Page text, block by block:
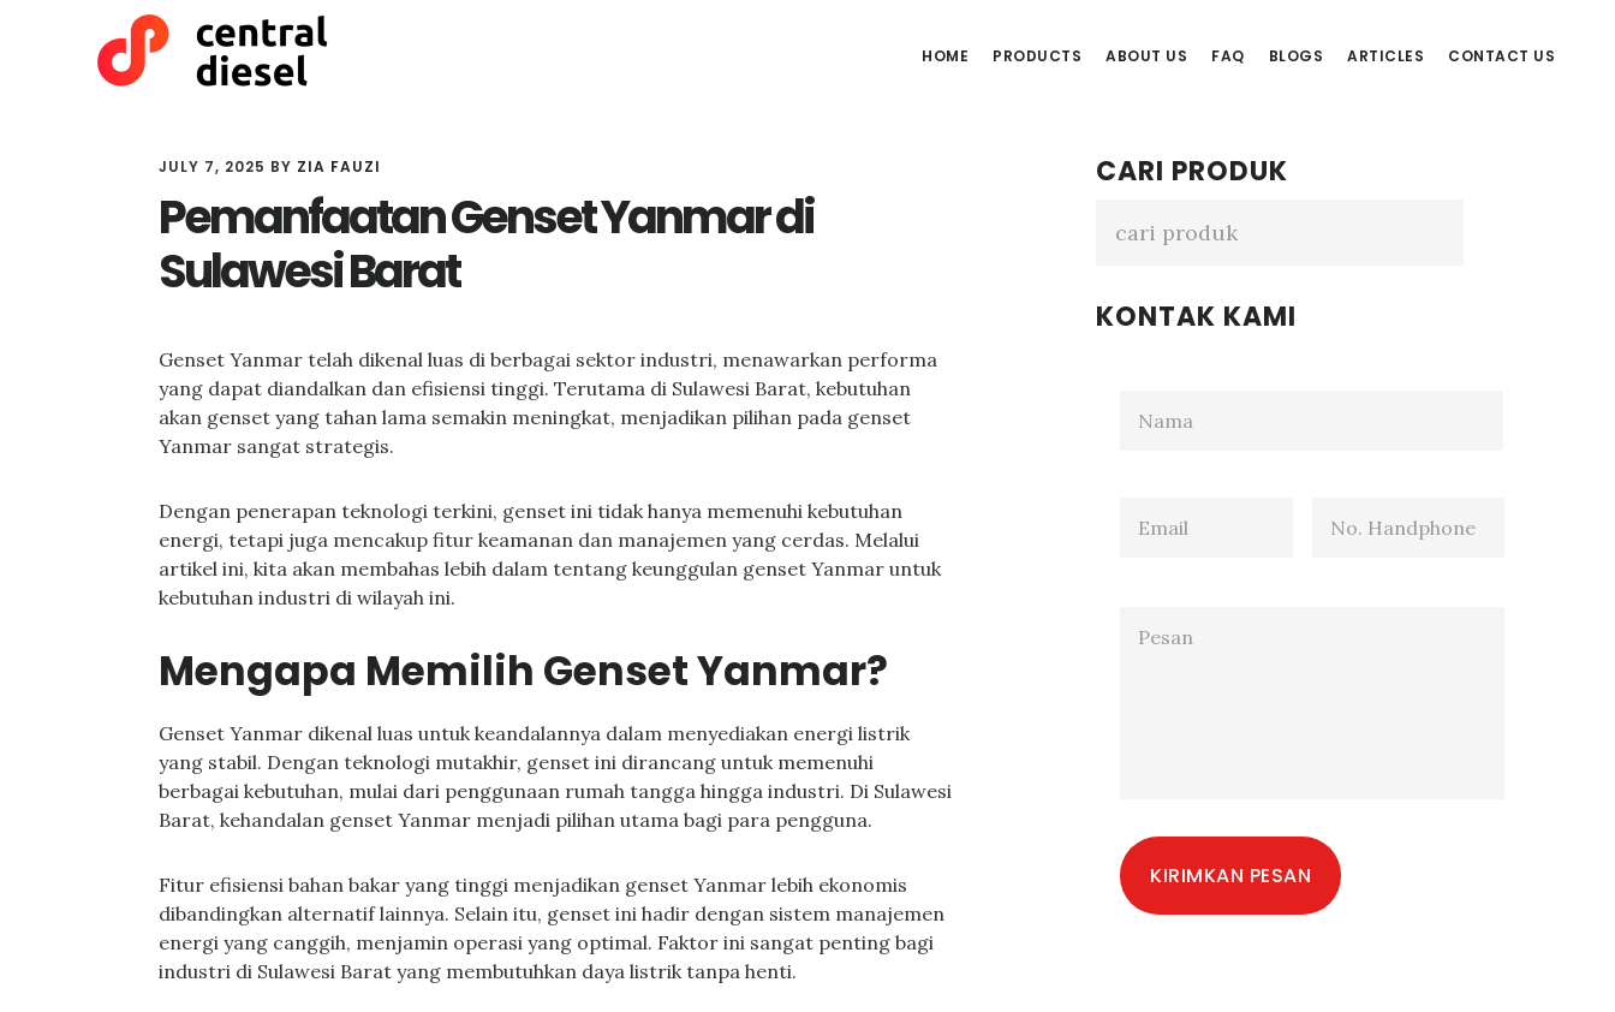
HOME PRODUCTS ABOUT US FAQ BLOGS ARTICLES CONTACT US
JULY 7, 2025 BY ZIA FAUZI
Pemanfaatan Genset Yanmar di
Sulawesi Barat
Genset Yanmar telah dikenal luas di berbagai sektor industri, menawarkan performa
yang dapat diandalkan dan efisiensi tinggi. Terutama di Sulawesi Barat, kebutuhan
akan genset yang tahan lama semakin meningkat, menjadikan pilihan pada genset
Yanmar sangat strategis.
Dengan penerapan teknologi terkini, genset ini tidak hanya memenuhi kebutuhan
energi, tetapi juga mencakup fitur keamanan dan manajemen yang cerdas. Melalui
artikel ini, kita akan membahas lebih dalam tentang keunggulan genset Yanmar untuk
kebutuhan industri di wilayah ini.
Mengapa Memilih Genset Yanmar?
Genset Yanmar dikenal luas untuk keandalannya dalam menyediakan energi listrik
yang stabil. Dengan teknologi mutakhir, genset ini dirancang untuk memenuhi
berbagai kebutuhan, mulai dari penggunaan rumah tangga hingga industri. Di Sulawesi
Barat, kehandalan genset Yanmar menjadi pilihan utama bagi para pengguna.
Fitur efisiensi bahan bakar yang tinggi menjadikan genset Yanmar lebih ekonomis
dibandingkan alternatif lainnya. Selain itu, genset ini hadir dengan sistem manajemen
energi yang canggih, menjamin operasi yang optimal. Faktor ini sangat penting bagi
industri di Sulawesi Barat yang membutuhkan daya listrik tanpa henti.
Primary
Sidebar
CARI PRODUK
KONTAK KAMI